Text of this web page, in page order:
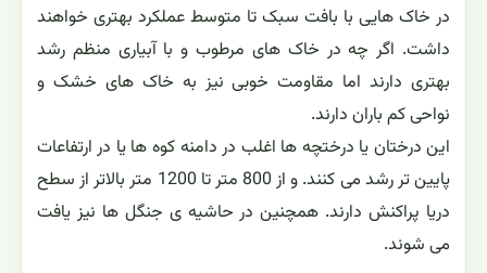
در خاک هایی با بافت سبک تا متوسط عملکرد بهتری خواهند
داشت. اگر چه در خاک های مرطوب و با آبیاری منظم رشد
بهتری دارند اما مقاومت خوبی نیز به خاک های خشک و
نواحی کم باران دارند.
این درختان یا درختچه ها اغلب در دامنه کوه ها یا در ارتفاعات
پایین تر رشد می کنند. و از 800 متر تا 1200 متر بالاتر از سطح
دریا پراکنش دارند. همچنین در حاشیه ی جنگل ها نیز یافت
می شوند.